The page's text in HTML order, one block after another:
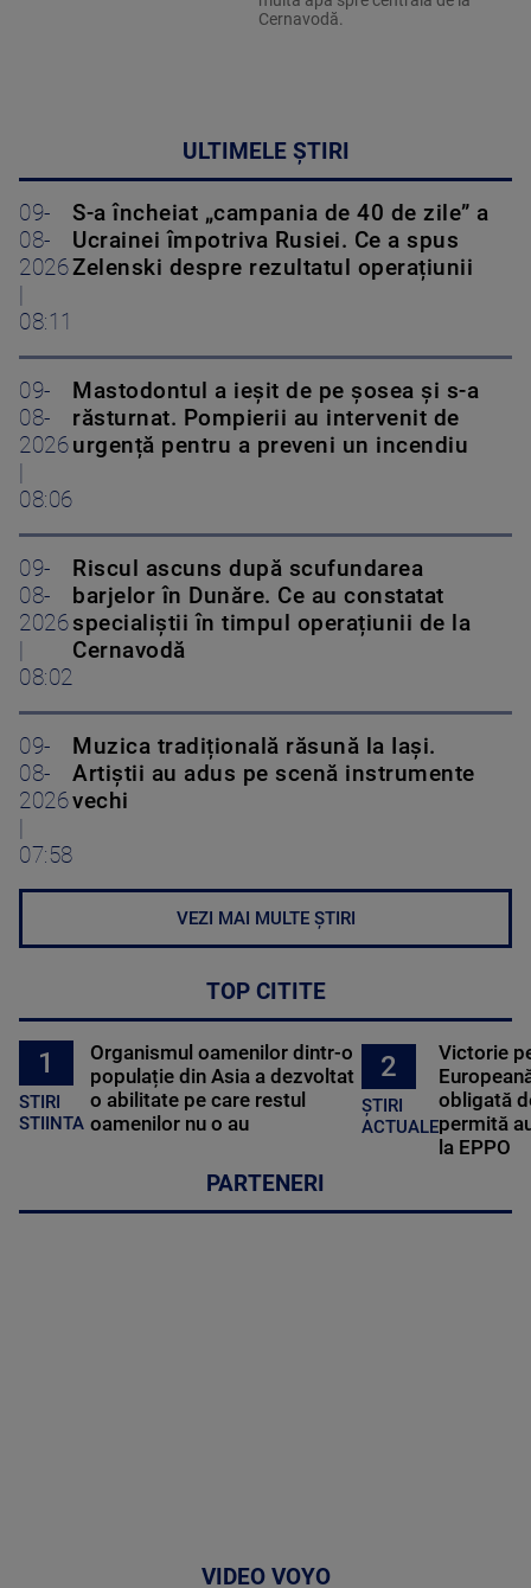
Cernavodă.
ULTIMELE ȘTIRI
09-
08-
2026
08:11
S-a încheiat „campania de 40 de zile” a
Ucrainei împotriva Rusiei. Ce a spus
Zelenski despre rezultatul operațiunii
09-
08-
2026
08:06
Mastodontul a ieșit de pe șosea și s-a
răsturnat. Pompierii au intervenit de
urgență pentru a preveni un incendiu
09-
08-
2026
08:02
Riscul ascuns după scufundarea
barjelor în Dunăre. Ce au constatat
specialiștii în timpul operațiunii de la
Cernavodă
09-
08-
2026
07:58
Muzica tradițională răsună la Iași.
Artiștii au adus pe scenă instrumente
vechi
VEZI MAI MULTE ȘTIRI
TOP CITITE
1
STIRI
STIINTA
Organismul oamenilor dintr-o
populație din Asia a dezvoltat
o abilitate pe care restul
oamenilor nu o au
2
ȘTIRI
ACTUALE
Victorie
obligată
permită
la EPPO
PARTENERI
VIDEO VOYO